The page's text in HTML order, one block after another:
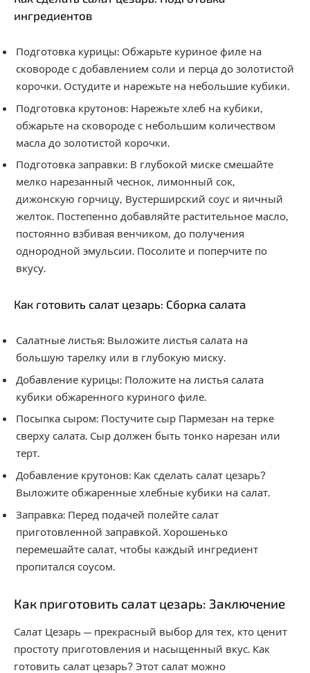
ингредиентов
Подготовка курицы: Обжарьте куриное филе на
сковороде с добавлением соли и перца до золотистой
корочки. Остудите и нарежьте на небольшие кубики.
Подготовка крутонов: Нарежьте хлеб на кубики,
обжарьте на сковороде с небольшим количеством
масла до золотистой корочки.
Подготовка заправки: В глубокой миске смешайте
мелко нарезанный чеснок, лимонный сок,
дижонскую горчицу, Вустерширский соус и яичный
желток. Постепенно добавляйте растительное масло,
постоянно взбивая венчиком, до получения
однородной эмульсии. Посолите и поперчите по
вкусу.
Как готовить салат цезарь: Сборка салата
Салатные листья: Выложите листья салата на
большую тарелку или в глубокую миску.
Добавление курицы: Положите на листья салата
кубики обжаренного куриного филе.
Посыпка сыром: Постучите сыр Пармезан на терке
сверху салата. Сыр должен быть тонко нарезан или
терт.
Добавление крутонов: Как сделать салат цезарь?
Выложите обжаренные хлебные кубики на салат.
Заправка: Перед подачей полейте салат
приготовленной заправкой. Хорошенько
перемешайте салат, чтобы каждый ингредиент
пропитался соусом.
Как приготовить салат цезарь: Заключение
Салат Цезарь — прекрасный выбор для тех, кто ценит
простоту приготовления и насыщенный вкус. Как
готовить салат цезарь? Этот салат можно